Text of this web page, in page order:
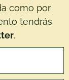
como por
tendrás
.